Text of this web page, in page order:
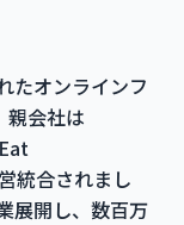
たオンラインフ
親会社は
統合されまし
展開し、数百万